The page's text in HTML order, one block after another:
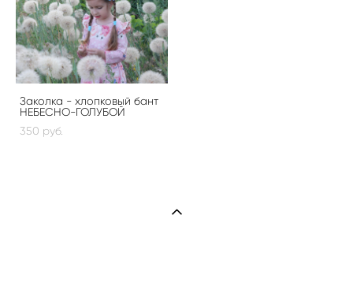
Заколка - хлопковый бант
НЕБЕСНО-ГОЛУБОЙ
350 pуб.